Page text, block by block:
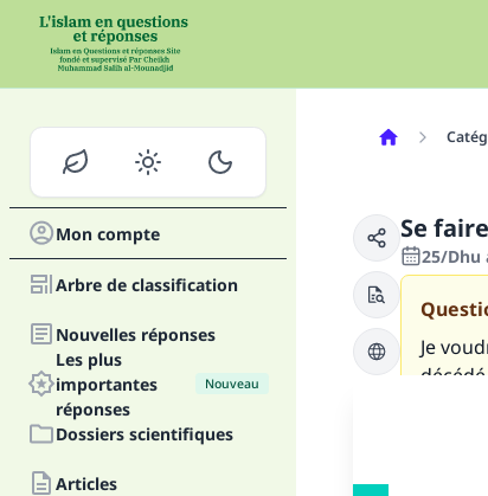
Mon compte
Arbre de classification
Nouvelles réponses
Les plus
importantes
réponses
Nouveau
Dossiers scientifiques
Articles
Se
25/Dhu
Je
frais
la